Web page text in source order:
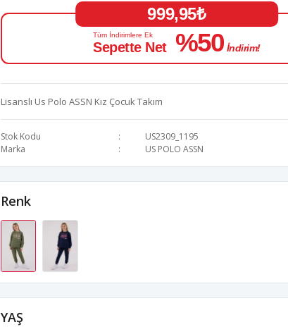
999,95₺
Tüm İndirimlere Ek
Sepette Net %50 İndirim!
Lisanslı Us Polo ASSN Kız Çocuk Takım
Stok Kodu
US2309_1195
Marka
US POLO ASSN
Renk
YAŞ